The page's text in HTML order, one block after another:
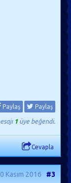
Paylaş Paylaş
1üye beğendi.
Cevapla
Kasım 2016 #3